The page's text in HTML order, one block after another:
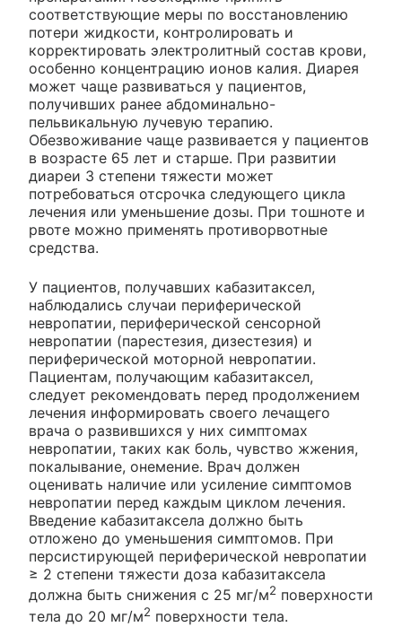
соответствующие меры по восстановлению
потери жидкости, контролировать и
корректировать электролитный состав крови,
особенно концентрацию ионов калия. Диарея
может чаще развиваться у пациентов,
получивших ранее абдоминально-
пельвикальную лучевую терапию.
Обезвоживание чаще развивается у пациентов
в возрасте 65 лет и старше. При развитии
диареи 3 степени тяжести может
потребоваться отсрочка следующего цикла
лечения или уменьшение дозы. При тошноте и
рвоте можно применять противорвотные
средства.
У пациентов, получавших кабазитаксел,
наблюдались случаи периферической
невропатии, периферической сенсорной
невропатии (парестезия, дизестезия) и
периферической моторной невропатии.
Пациентам, получающим кабазитаксел,
следует рекомендовать перед продолжением
лечения информировать своего лечащего
врача о развившихся у них симптомах
невропатии, таких как боль, чувство жжения,
покалывание, онемение. Врач должен
оценивать наличие или усиление симптомов
невропатии перед каждым циклом лечения.
Введение кабазитаксела должно быть
отложено до уменьшения симптомов. При
персистирующей периферической невропатии
≥ 2 степени тяжести доза кабазитаксела
должна быть снижения с 25 мг/м2 поверхности
тела до 20 мг/м2 поверхности тела.